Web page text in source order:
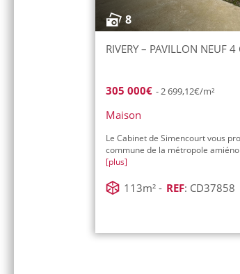
8
RIVERY – PAVILLON NEUF 4
305 000€ - 2 699,12€/m²
Maison
Le Cabinet de Simencourt vous
commune de la métropole
[plus]
113m² - REF: CD37858